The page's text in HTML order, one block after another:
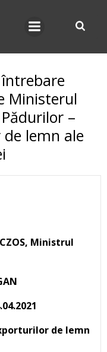
Ministerul
–
lemn ale
Ministrul
de lemn